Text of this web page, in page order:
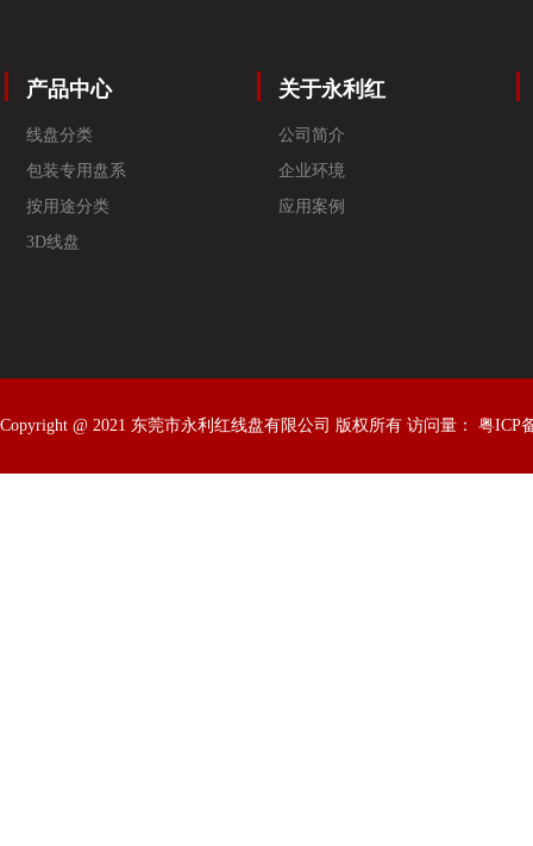
产品中心
线盘分类
包装专用盘系
按用途分类
3D线盘
关于永利红
公司简介
企业环境
应用案例
Copyright @ 2021 东莞市永利红线盘有限公司 版权所有 访问量： 粤ICP